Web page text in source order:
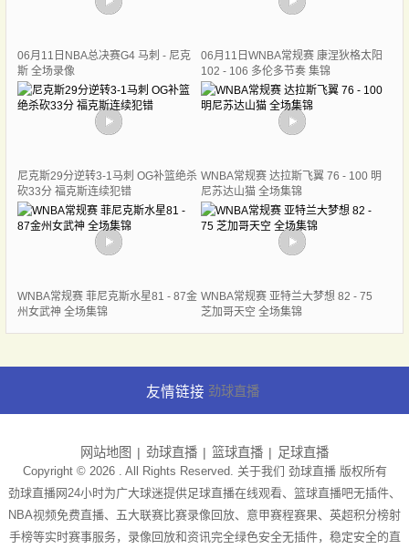
06月11日NBA总决赛G4 马刺 - 尼克
斯 全场录像
06月11日WNBA常规赛 康涅狄格太阳
102 - 106 多伦多节奏 集锦
尼克斯29分逆转3-1马刺 OG补篮绝杀
砍33分 福克斯连续犯错
WNBA常规赛 达拉斯飞翼 76 - 100 明
尼苏达山猫 全场集锦
WNBA常规赛 菲尼克斯水星81 - 87金
州女武神 全场集锦
WNBA常规赛 亚特兰大梦想 82 - 75
芝加哥天空 全场集锦
友情链接 劲球直播
网站地图 劲球直播 篮球直播 足球直播
Copyright © 2026 . All Rights Reserved. 关于我们 劲球直播版权所有
劲球直播网24小时为广大球迷提供足球直播在线观看、篮球直播吧无插件、
NBA视频免费直播、五大联赛比赛录像回放、意甲赛程赛果、英超积分榜射
手榜等实时赛事服务，录像回放和资讯完全绿色安全无插件，稳定安全的直